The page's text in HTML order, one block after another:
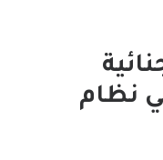
نظام